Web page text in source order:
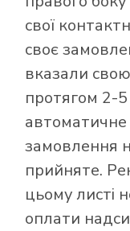
свої
своє
вказали
протягом 2-
замовлення
прийняте.
цьому листі
оплати